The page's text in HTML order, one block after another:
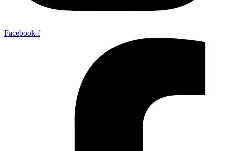
Facebook-f